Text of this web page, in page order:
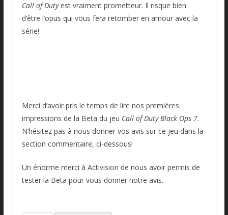
Call of Dutyest vraiment prometteur. Il risque bien
d’être l’opus qui vous fera retomber en amour avec la
série!
Merci d’avoir pris le temps de lire nos premières
impressions de la Beta du jeu Call of Duty Black Ops 7.
N’hésitez pas à nous donner vos avis sur ce jeu dans la
section commentaire, ci-dessous!
Un énorme merci à Activision de nous avoir permis de
tester la Beta pour vous donner notre avis.